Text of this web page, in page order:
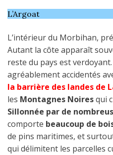
L’Argoat
L’intérieur du Morbihan,
Autant la côte apparaît
reste du pays est
agréablement accidentés
la barrière des landes de
les Montagnes Noiresqui
Sillonnée par de
comporte beaucoup de
de pins maritimes, et
qui délimitent les parcelles